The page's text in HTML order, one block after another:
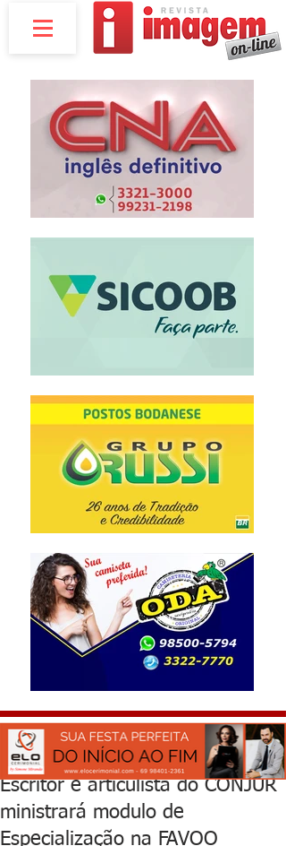
Escritor e articulista do CONJUR
ministrará modulo de
Especialização na FAVOO